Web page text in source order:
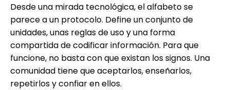
Desde una mirada tecnológica, el alfabeto se
parece a un protocolo. Define un conjunto de
unidades, unas reglas de uso y una forma
compartida de codificar información. Para que
funcione, no basta con que existan los signos. Una
comunidad tiene que aceptarlos, enseñarlos,
repetirlos y confiar en ellos.